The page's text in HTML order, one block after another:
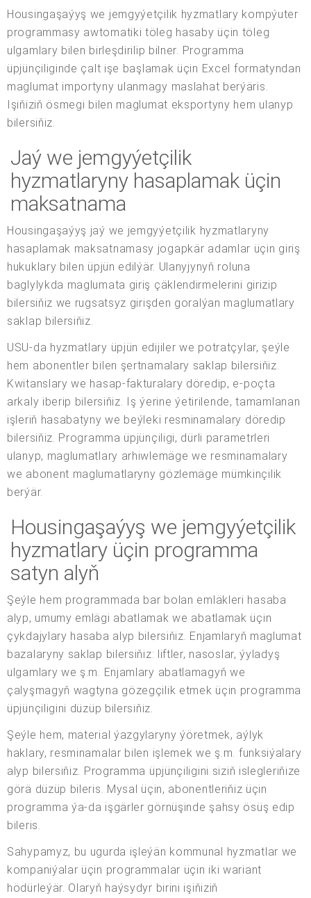
Housingaşaýyş we jemgyýetçilik hyzmatlary kompýuter
programmasy awtomatiki töleg hasaby üçin töleg
ulgamlary bilen birleşdirilip bilner. Programma
üpjünçiliginde çalt işe başlamak üçin Excel formatyndan
maglumat importyny ulanmagy maslahat berýäris.
Işiňiziň ösmegi bilen maglumat eksportyny hem ulanyp
bilersiňiz.
Jaý we jemgyýetçilik
hyzmatlaryny hasaplamak üçin
maksatnama
Housingaşaýyş jaý we jemgyýetçilik hyzmatlaryny
hasaplamak maksatnamasy jogapkär adamlar üçin giriş
hukuklary bilen üpjün edilýär. Ulanyjynyň roluna
baglylykda maglumata giriş çäklendirmelerini girizip
bilersiňiz we rugsatsyz girişden goralýan maglumatlary
saklap bilersiňiz.
USU-da hyzmatlary üpjün edijiler we potratçylar, şeýle
hem abonentler bilen şertnamalary saklap bilersiňiz.
Kwitanslary we hasap-fakturalary döredip, e-poçta
arkaly iberip bilersiňiz. Iş ýerine ýetirilende, tamamlanan
işleriň hasabatyny we beýleki resminamalary döredip
bilersiňiz. Programma üpjünçiligi, dürli parametrleri
ulanyp, maglumatlary arhiwlemäge we resminamalary
we abonent maglumatlaryny gözlemäge mümkinçilik
berýär.
Housingaşaýyş we jemgyýetçilik
hyzmatlary üçin programma
satyn alyň
Şeýle hem programmada bar bolan emläkleri hasaba
alyp, umumy emlägi abatlamak we abatlamak üçin
çykdajylary hasaba alyp bilersiňiz. Enjamlaryň maglumat
bazalaryny saklap bilersiňiz: liftler, nasoslar, ýyladyş
ulgamlary we ş.m. Enjamlary abatlamagyň we
çalyşmagyň wagtyna gözegçilik etmek üçin programma
üpjünçiligini düzüp bilersiňiz.
Şeýle hem, material ýazgylaryny ýöretmek, aýlyk
haklary, resminamalar bilen işlemek we ş.m. funksiýalary
alyp bilersiňiz. Programma üpjünçiligini siziň islegleriňize
görä düzüp bileris. Mysal üçin, abonentleriňiz üçin
programma ýa-da işgärler görnüşinde şahsy ösüş edip
bileris.
Sahypamyz, bu ugurda işleýän kommunal hyzmatlar we
kompaniýalar üçin programmalar üçin iki wariant
hödürleýär. Olaryň haýsydyr birini işiňiziň